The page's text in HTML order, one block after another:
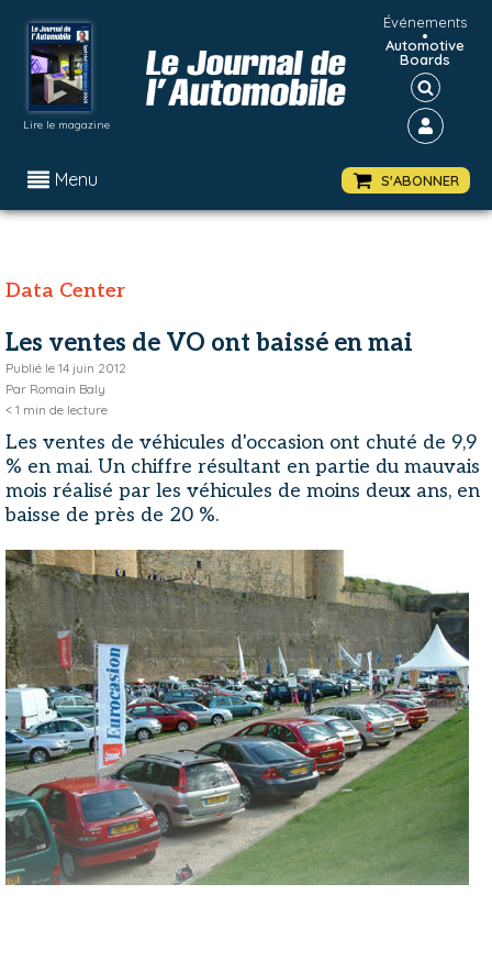
Lire le magazine
Événements
•
Automotive
Boards
Menu S'ABONNER
Data Center
Les ventes de VO ont baissé en mai
Publié le 14 juin 2012
Par Romain Baly
< 1 min de lecture
Les ventes de véhicules d'occasion ont chuté de 9,9
% en mai. Un chiffre résultant en partie du mauvais
mois réalisé par les véhicules de moins deux ans, en
baisse de près de 20 %.